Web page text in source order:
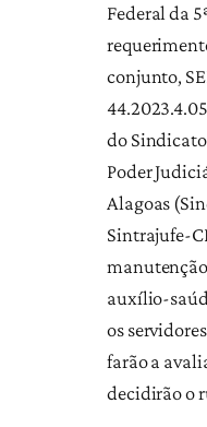
Federal da
conjunto,
do
Poder
Alagoas
Sintrajufe-
auxílio-
os
farão a
decidirão o